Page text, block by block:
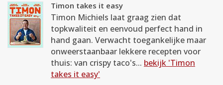
Timon takes it easy
Timon Michiels laat graag zien dat
topkwaliteit en eenvoud perfect hand in
hand gaan. Verwacht toegankelijke maar
onweerstaanbaar lekkere recepten voor
thuis: van crispy taco's... bekijk 'Timon
takes it easy'